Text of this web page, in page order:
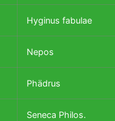
Hyginus fabulae
Nepos
Phädrus
Seneca Philos.